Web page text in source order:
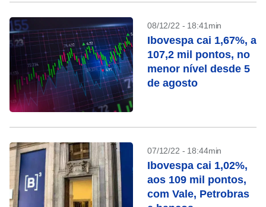
08/12/22 - 18:41min
Ibovespa cai 1,67%, a
107,2 mil pontos, no
menor nível desde 5
de agosto
07/12/22 - 18:44min
Ibovespa cai 1,02%,
aos 109 mil pontos,
com Vale, Petrobras